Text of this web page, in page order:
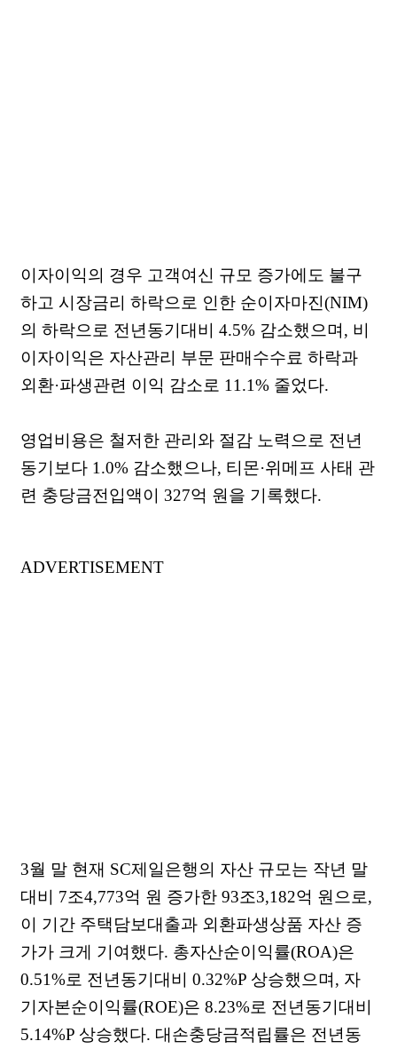
이자이익의 경우 고객여신 규모 증가에도 불구
하고 시장금리 하락으로 인한 순이자마진(NIM)
의 하락으로 전년동기대비 4.5% 감소했으며, 비
이자이익은 자산관리 부문 판매수수료 하락과
외환·파생관련 이익 감소로 11.1% 줄었다.
영업비용은 철저한 관리와 절감 노력으로 전년
동기보다 1.0% 감소했으나, 티몬·위메프 사태 관
련 충당금전입액이 327억 원을 기록했다.
ADVERTISEMENT
3월 말 현재 SC제일은행의 자산 규모는 작년 말
대비 7조4,773억 원 증가한 93조3,182억 원으로,
이 기간 주택담보대출과 외환파생상품 자산 증
가가 크게 기여했다. 총자산순이익률(ROA)은
0.51%로 전년동기대비 0.32%P 상승했으며, 자
기자본순이익률(ROE)은 8.23%로 전년동기대비
5.14%P 상승했다. 대손충당금적립률은 전년동